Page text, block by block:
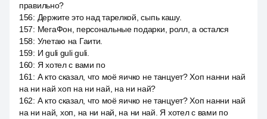
правильно?
156: Держите это над тарелкой, сыпь кашу.
157: МегаФон, персональные подарки, ролл, а остался
158: Улетаю на Гаити.
159: И guli guli guli.
160: Я хотел с вами по
161 : А кто сказал, что моё яичко не танцует? Хоп нанни най
на ни най хоп на ни най, на ни най?
162: А кто сказал, что моё яичко не танцует? Хоп нанни най
на ни най, хоп, на ни най, на ни най. Я хотел с вами по